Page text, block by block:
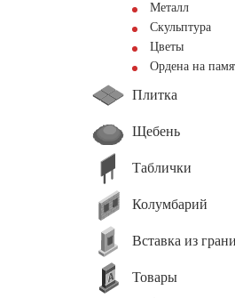
Металл
Скульптура
Цветы
Ордена на
Плитка
Щебень
Таблички
Колумбарий
Вставка из
Товары